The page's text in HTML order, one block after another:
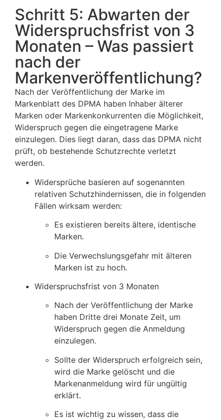
Schritt 5: Abwarten der
Widerspruchsfrist von 3
Monaten – Was passiert
nach der
Markenveröffentlichung?
Nach der Veröffentlichung der Marke im
Markenblatt des DPMA haben Inhaber älterer
Marken oder Markenkonkurrenten die Möglichkeit,
Widerspruch gegen die eingetragene Marke
einzulegen. Dies liegt daran, dass das DPMA nicht
prüft, ob bestehende Schutzrechte verletzt
werden.
Widersprüche basieren auf sogenannten
relativen Schutzhindernissen, die in folgenden
Fällen wirksam werden:
Es existieren bereits ältere, identische
Marken.
Die Verwechslungsgefahr mit älteren
Marken ist zu hoch.
Widerspruchsfrist von 3 Monaten
Nach der Veröffentlichung der Marke
haben Dritte drei Monate Zeit, um
Widerspruch gegen die Anmeldung
einzulegen.
Sollte der Widerspruch erfolgreich sein,
wird die Marke gelöscht und die
Markenanmeldung wird für ungültig
erklärt.
Es ist wichtig zu wissen, dass die